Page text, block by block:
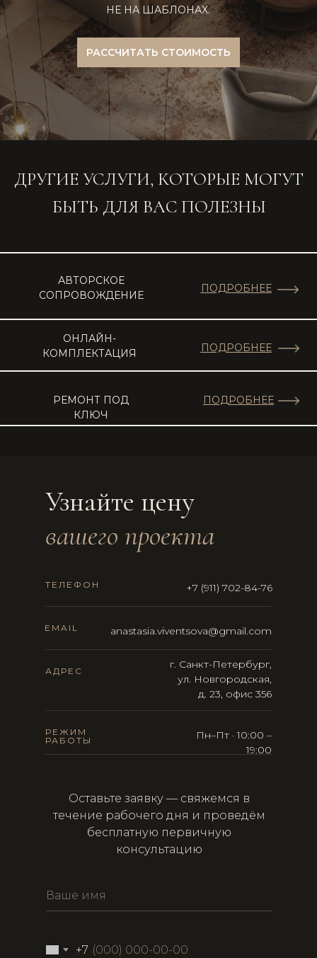
Узнайте цену
вашего проекта
Оставьте заявку — свяжемся в
течение рабочего дня и проведём
бесплатную первичную
консультацию
+7
ТЕЛЕФОН +7 (911) 702-84-76
EMAIL anastasia.viventsova@gmail.com
АДРЕС
г. Санкт-Петербург,
ул. Новгородская,
д. 23, офис 356
РЕЖИМ
РАБОТЫ
Пн–Пт · 10:00 –
19:00